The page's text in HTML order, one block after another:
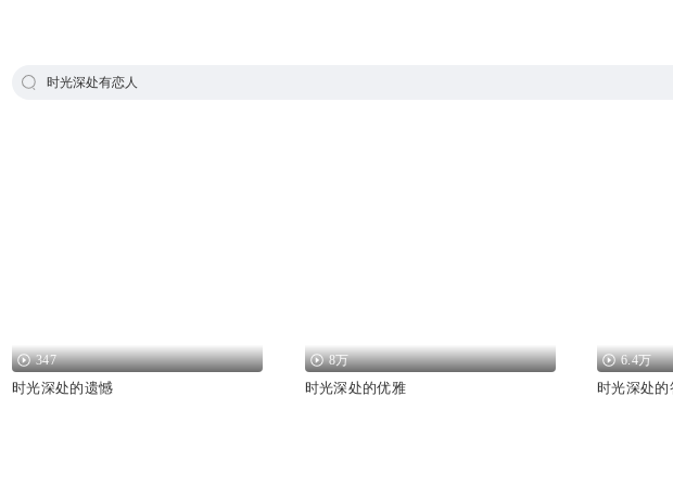
时光深处有恋人
347
时光深处的遗憾
8万
时光深处的优雅
6.4万
时光深处的